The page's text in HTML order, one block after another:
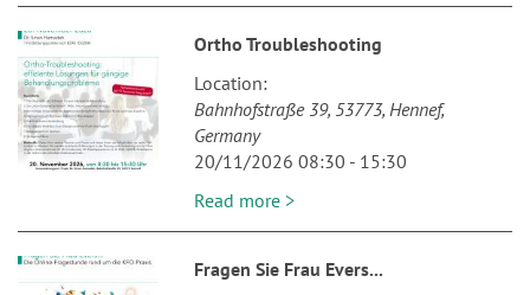
Ortho Troubleshooting
Location
Bahnhofstraße 39 53773 Hennef
Germany
20/11/2026 08:30 - 15:30
Read more >
Fragen Sie Frau Evers...